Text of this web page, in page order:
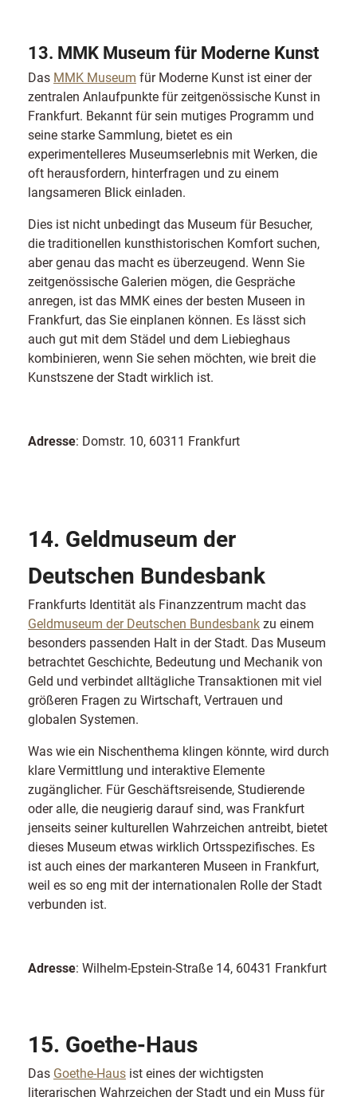
13. MMK Museum für Moderne Kunst
Das MMK Museum für Moderne Kunst ist einer der
zentralen Anlaufpunkte für zeitgenössische Kunst in
Frankfurt. Bekannt für sein mutiges Programm und
seine starke Sammlung, bietet es ein
experimentelleres Museumserlebnis mit Werken, die
oft herausfordern, hinterfragen und zu einem
langsameren Blick einladen.
Dies ist nicht unbedingt das Museum für Besucher,
die traditionellen kunsthistorischen Komfort suchen,
aber genau das macht es überzeugend. Wenn Sie
zeitgenössische Galerien mögen, die Gespräche
anregen, ist das MMK eines der besten Museen in
Frankfurt, das Sie einplanen können. Es lässt sich
auch gut mit dem Städel und dem Liebieghaus
kombinieren, wenn Sie sehen möchten, wie breit die
Kunstszene der Stadt wirklich ist.
Adresse: Domstr. 10, 60311 Frankfurt
14. Geldmuseum der
Deutschen Bundesbank
Frankfurts Identität als Finanzzentrum macht das
Geldmuseum der Deutschen Bundesbankzu einem
besonders passenden Halt in der Stadt. Das Museum
betrachtet Geschichte, Bedeutung und Mechanik von
Geld und verbindet alltägliche Transaktionen mit viel
größeren Fragen zu Wirtschaft, Vertrauen und
globalen Systemen.
Was wie ein Nischenthema klingen könnte, wird durch
klare Vermittlung und interaktive Elemente
zugänglicher. Für Geschäftsreisende, Studierende
oder alle, die neugierig darauf sind, was Frankfurt
jenseits seiner kulturellen Wahrzeichen antreibt, bietet
dieses Museum etwas wirklich Ortsspezifisches. Es
ist auch eines der markanteren Museen in Frankfurt,
weil es so eng mit der internationalen Rolle der Stadt
verbunden ist.
Adresse: Wilhelm-Epstein-Straße 14, 60431 Frankfurt
15. Goethe-Haus
Das Goethe-Haus ist eines der wichtigsten
literarischen Wahrzeichen der Stadt und ein Muss für